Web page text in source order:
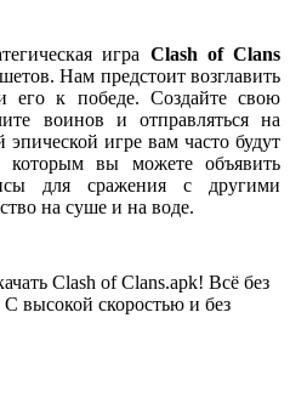
игра Clash of Clans
Нам предстоит возглавить
его к победе. Создайте свою
воинов и отправляться на
игре вам часто будут
которым вы можете объявить
для сражения с другими
на суше и на воде.
Clash of Clans.apk! Всё без
высокой скоростью и без